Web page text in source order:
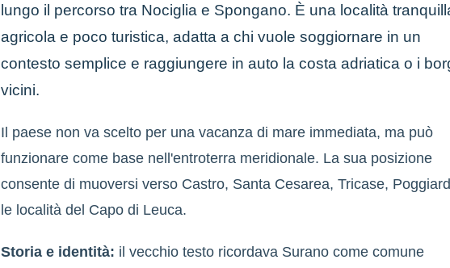
lungo il percorso tra Nociglia e Spongano. È una località
agricola e poco turistica, adatta a chi vuole soggiornare in un
contesto semplice e raggiungere in auto la costa adriatica o i
vicini.
Il paese non va scelto per una vacanza di mare immediata, ma può
funzionare come base nell'entroterra meridionale. La sua posizione
consente di muoversi verso Castro, Santa Cesarea, Tricase,
le località del Capo di Leuca.
Storia e identità: il vecchio testo ricordava Surano come comune